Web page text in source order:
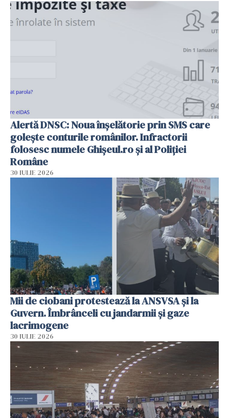
Alertă DNSC: Noua înșelătorie prin SMS care
golește conturile românilor. Infractorii
folosesc numele Ghișeul.ro și al Poliției
Române
30 IULIE 2026
Mii de ciobani protestează la ANSVSA și la
Guvern. Îmbrânceli cu jandarmii și gaze
lacrimogene
30 IULIE 2026